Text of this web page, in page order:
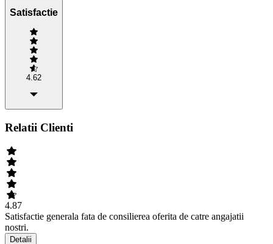
Satisfactie
4.62
Relatii Clienti
4.87
Satisfactie generala fata de consilierea oferita de catre angajatii
nostri.
Detalii